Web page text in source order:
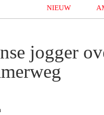
NIEUW
jogger